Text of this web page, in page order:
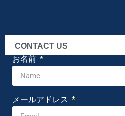
CONTACT US
お名前
メールアドレス